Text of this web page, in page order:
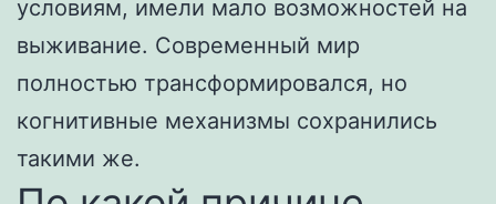
условиям, имели мало возможностей на
выживание. Современный мир
полностью трансформировался, но
когнитивные механизмы сохранились
такими же.